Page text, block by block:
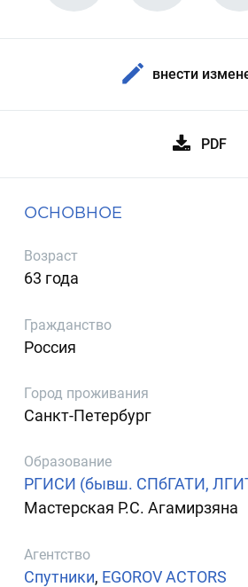
внести
PDF
ОСНОВНОЕ
Возраст
63 года
Гражданство
Россия
Город проживания
Санкт-Петербург
Образование
РГИСИ (бывш. СПбГАТИ,
Мастерская Р.С. Агамирзяна
Агентство
Спутники, EGOROV ACTORS